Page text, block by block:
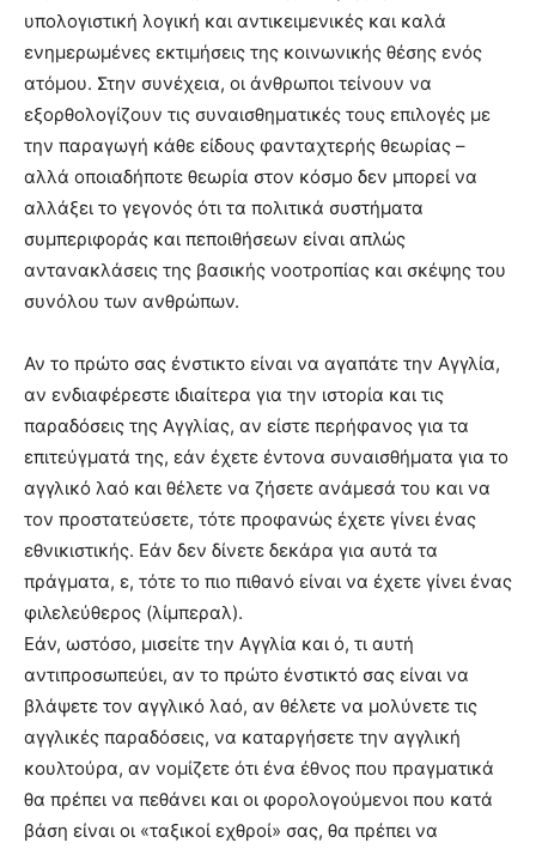
υπολογιστική λογική και αντικειμενικές και καλά
ενημερωμένες εκτιμήσεις της κοινωνικής θέσης ενός
ατόμου. Στην συνέχεια, οι άνθρωποι τείνουν να
εξορθολογίζουν τις συναισθηματικές τους επιλογές με
την παραγωγή κάθε είδους φανταχτερής θεωρίας –
αλλά οποιαδήποτε θεωρία στον κόσμο δεν μπορεί να
αλλάξει το γεγονός ότι τα πολιτικά συστήματα
συμπεριφοράς και πεποιθήσεων είναι απλώς
αντανακλάσεις της βασικής νοοτροπίας και σκέψης του
συνόλου των ανθρώπων.
Αν το πρώτο σας ένστικτο είναι να αγαπάτε την Αγγλία,
αν ενδιαφέρεστε ιδιαίτερα για την ιστορία και τις
παραδόσεις της Αγγλίας, αν είστε περήφανος για τα
επιτεύγματά της, εάν έχετε έντονα συναισθήματα για το
αγγλικό λαό και θέλετε να ζήσετε ανάμεσά του και να
τον προστατεύσετε, τότε προφανώς έχετε γίνει ένας
εθνικιστικής. Εάν δεν δίνετε δεκάρα για αυτά τα
πράγματα, ε, τότε το πιο πιθανό είναι να έχετε γίνει ένας
φιλελεύθερος (λίμπεραλ).
Εάν, ωστόσο, μισείτε την Αγγλία και ό, τι αυτή
αντιπροσωπεύει, αν το πρώτο ένστικτό σας είναι να
βλάψετε τον αγγλικό λαό, αν θέλετε να μολύνετε τις
αγγλικές παραδόσεις, να καταργήσετε την αγγλική
κουλτούρα, αν νομίζετε ότι ένα έθνος που πραγματικά
θα πρέπει να πεθάνει και οι φορολογούμενοι που κατά
βάση είναι οι «ταξικοί εχθροί» σας, θα πρέπει να